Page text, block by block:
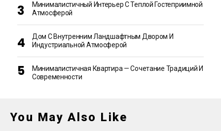
Минималистичный Интерьер С Теплой Гостеприимной
Атмосферой
Дом С Внутренним Ландшафтным Двором И
Индустриальной Атмосферой
Минималистичная Квартира — Сочетание Традиций И
Современности
You May Also Like